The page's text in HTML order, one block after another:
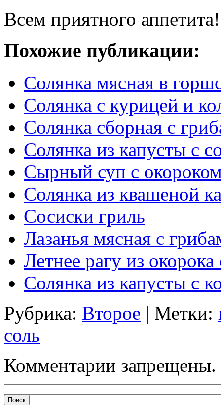
Всем приятного аппетита!
Похожие публикации:
Солянка мясная в
Солянка с курицей и
Солянка сборная с
Солянка из капусты с
Сырный суп с
Солянка из квашеной
Сосиски гриль
Лазанья мясная с
Летнее рагу из
Солянка из капусты с
Рубрика: Второе | Метки:
соль
Комментарии запрещены.